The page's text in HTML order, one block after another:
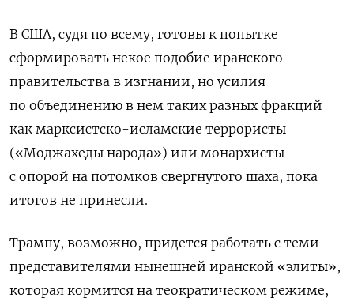
В США, судя по всему, готовы к попытке
сформировать некое подобие иранского
правительства в изгнании, но усилия
по объединению в нем таких разных фракций
как марксистско-исламские террористы
(«Моджахеды народа») или монархисты
с опорой на потомков свергнутого шаха, пока
итогов не принесли.
Трампу, возможно, придется работать с теми
представителями нынешней иранской «элиты»,
которая кормится на теократическом режиме,